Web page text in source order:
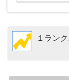
１ラン